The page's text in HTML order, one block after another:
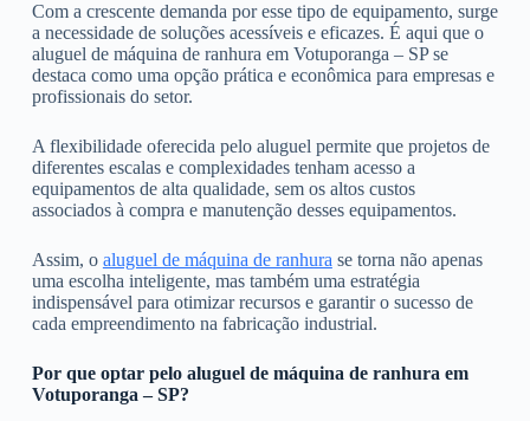
Com a crescente demanda por esse tipo de equipamento, surge
a necessidade de soluções acessíveis e eficazes. É aqui que o
aluguel de máquina de ranhura em Votuporanga – SP se
destaca como uma opção prática e econômica para empresas e
profissionais do setor.
A flexibilidade oferecida pelo aluguel permite que projetos de
diferentes escalas e complexidades tenham acesso a
equipamentos de alta qualidade, sem os altos custos
associados à compra e manutenção desses equipamentos.
Assim, o aluguel de máquina de ranhura se torna não apenas
uma escolha inteligente, mas também uma estratégia
indispensável para otimizar recursos e garantir o sucesso de
cada empreendimento na fabricação industrial.
Por que optar pelo aluguel de máquina de ranhura em
Votuporanga – SP?